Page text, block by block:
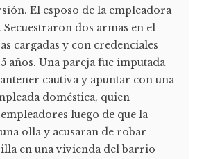
El esposo de la empleadora
Secuestraron dos armas en el
cargadas y con credenciales
años. Una pareja fue imputada
cautiva y apuntar con una
doméstica, quien
luego de que la
olla y acusaran de robar
en una vivienda del barrio